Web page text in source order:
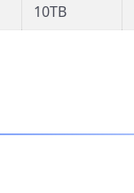
10TB